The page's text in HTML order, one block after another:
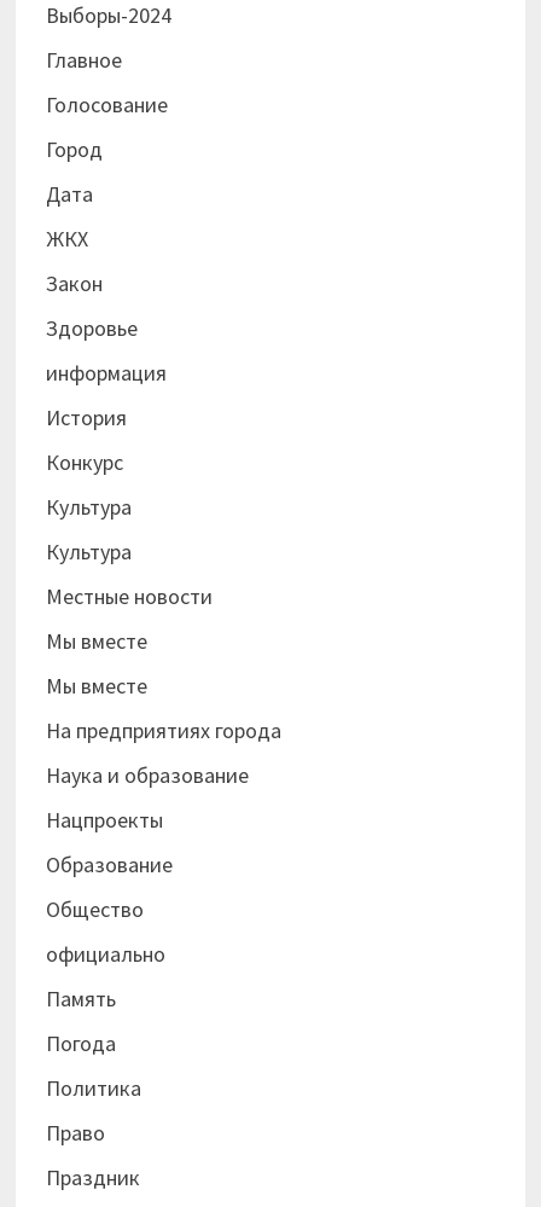
Выборы-2024
Главное
Голосование
Город
Дата
ЖКХ
Закон
Здоровье
информация
История
Конкурс
Культура
Культура
Местные новости
Мы вместе
Мы вместе
На предприятиях города
Наука и образование
Нацпроекты
Образование
Общество
официально
Память
Погода
Политика
Право
Праздник